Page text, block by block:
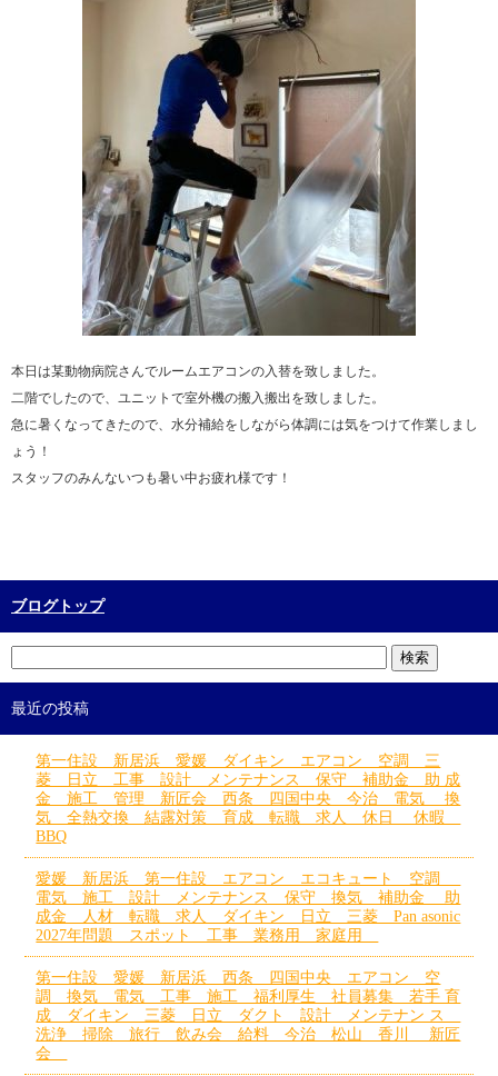
本日は某動物病院さんでルームエアコンの入替を致しました。
二階でしたので、ユニットで室外機の搬入搬出を致しました。
急に暑くなってきたので、水分補給をしながら体調には気をつけて作業しまし
ょう！
スタッフのみんないつも暑い中お疲れ様です！
ブログトップ
最近の投稿
第一住設 新居浜 愛媛 ダイキン エアコン 空調 三
菱 日立 工事 設計 メンテナンス 保守 補助金 助 成
金 施工 管理 新匠会 西条 四国中央 今治 電気 換
気 全熱交換 結露対策 育成 転職 求人 休日 休暇
BBQ
愛媛 新居浜 第一住設 エアコン エコキュート 空調
電気 施工 設計 メンテナンス 保守 換気 補助金 助
成金 人材 転職 求人 ダイキン 日立 三菱 Pan asonic
2027年問題 スポット 工事 業務用 家庭用
第一住設 愛媛 新居浜 西条 四国中央 エアコン 空
調 換気 電気 工事 施工 福利厚生 社員募集 若手 育
成 ダイキン 三菱 日立 ダクト 設計 メンテナン ス
洗浄 掃除 旅行 飲み会 給料 今治 松山 香川 新匠
会